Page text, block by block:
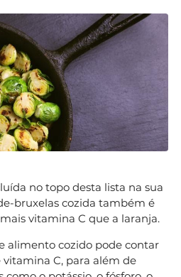
no topo desta lista na sua
bruxelas cozida também é
vitamina C que a laranja.
alimento cozido pode contar
C, para além de